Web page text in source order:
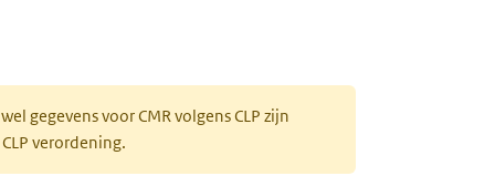
gegevens voor CMR volgens CLP zijn
verordening.